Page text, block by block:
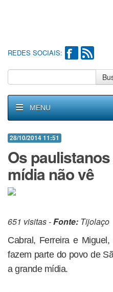
REDES SOCIAIS:
MENU
28/10/2014 11:51
Os
mídia não vê
651 visitas -Fonte: Tijolaço
Cabral, Ferreira e
fazem parte do povo de
a grande mídia.